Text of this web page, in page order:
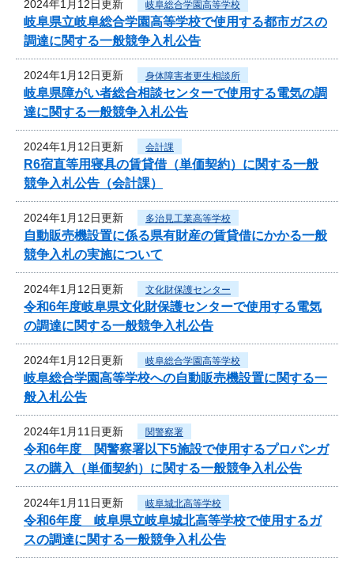
2024年1月12日更新 岐阜総合学園高等学校
岐阜県立岐阜総合学園高等学校で使用する都市ガスの
調達に関する一般競争入札公告
2024年1月12日更新 身体障害者更生相談所
岐阜県障がい者総合相談センターで使用する電気の調
達に関する一般競争入札公告
2024年1月12日更新 会計課
R6宿直等用寝具の賃貸借（単価契約）に関する一般
競争入札公告（会計課）
2024年1月12日更新 多治見工業高等学校
自動販売機設置に係る県有財産の賃貸借にかかる一般
競争入札の実施について
2024年1月12日更新 文化財保護センター
令和6年度岐阜県文化財保護センターで使用する電気
の調達に関する一般競争入札公告
2024年1月12日更新 岐阜総合学園高等学校
岐阜総合学園高等学校への自動販売機設置に関する一
般入札公告
2024年1月11日更新 関警察署
令和6年度 関警察署以下5施設で使用するプロパンガ
スの購入（単価契約）に関する一般競争入札公告
2024年1月11日更新 岐阜城北高等学校
令和6年度 岐阜県立岐阜城北高等学校で使用するガ
スの調達に関する一般競争入札公告